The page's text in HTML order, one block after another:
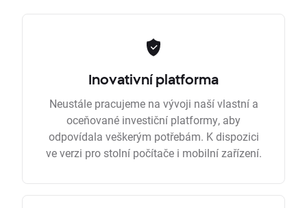
Inovativní platforma
Neustále pracujeme na vývoji naší vlastní a
oceňované investiční platformy, aby
odpovídala veškerým potřebám. K dispozici
ve verzi pro stolní počítače i mobilní zařízení.